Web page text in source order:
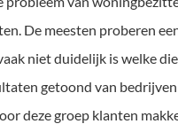
De meesten proberen
niet duidelijk is welke
getoond van
deze groep klanten